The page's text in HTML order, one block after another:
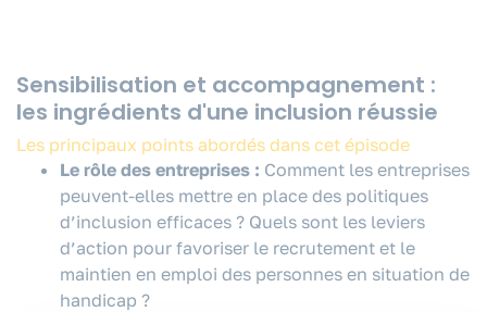
Sensibilisation et accompagnement :
les ingrédients d'une inclusion réussie
Les principaux points abordés dans cet épisode
Le rôle des entreprises : Comment les entreprises
peuvent-elles mettre en place des politiques
d’inclusion efficaces ? Quels sont les leviers
d’action pour favoriser le recrutement et le
maintien en emploi des personnes en situation de
handicap ?